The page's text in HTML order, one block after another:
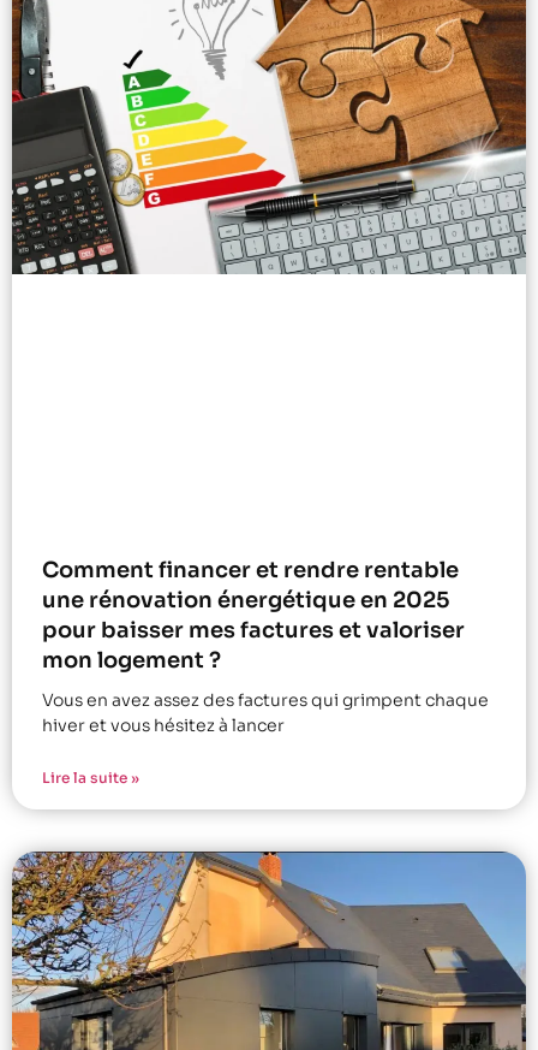
Comment financer et rendre rentable
une rénovation énergétique en 2025
pour baisser mes factures et valoriser
mon logement ?
Vous en avez assez des factures qui grimpent chaque
hiver et vous hésitez à lancer
Lire la suite »